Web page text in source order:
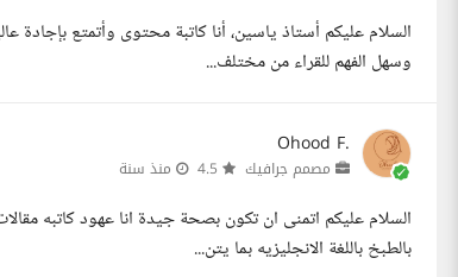
السلام عليكم أستاذ ياسين، أنا كاتبة محتوى وأتمتع
وسهل الفهم للقراء من مختلف...
Ohood F.
مصمم جرافيك منذ سنة
السلام عليكم اتمنى ان تكون بصحة جيدة انا عهود كاتبه
بالطبخ باللغة الانجليزيه بما يتن...